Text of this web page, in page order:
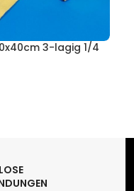
3-lagig 1/4